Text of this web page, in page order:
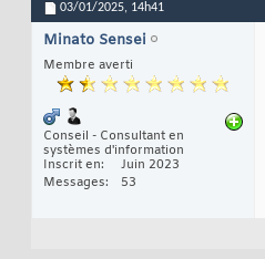
03/01/2025, 14h41
Minato Sensei
Membre averti
Conseil - Consultant en
systèmes d'information
Inscrit en
Juin 2023
Messages
53